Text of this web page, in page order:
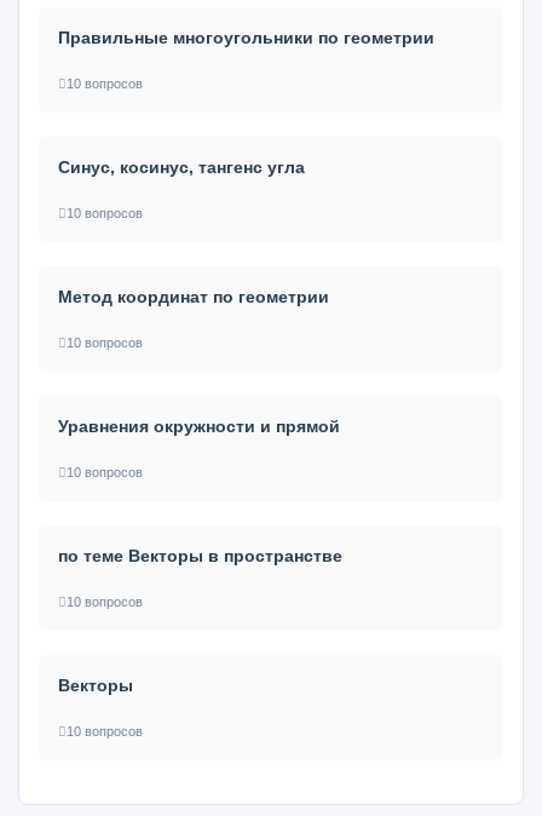
Правильные многоугольники по геометрии
10 вопросов
Синус, косинус, тангенс угла
10 вопросов
Метод координат по геометрии
10 вопросов
Уравнения окружности и прямой
10 вопросов
по теме Векторы в пространстве
10 вопросов
Векторы
10 вопросов